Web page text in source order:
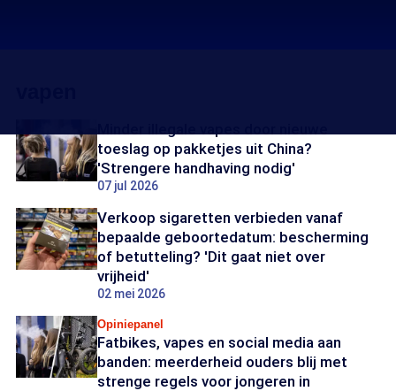
toeslag op pakketjes uit China?
'Strengere handhaving nodig'
07 jul 2026
Verkoop sigaretten verbieden vanaf
bepaalde geboortedatum: bescherming
of betutteling? 'Dit gaat niet over
vrijheid'
02 mei 2026
Opiniepanel
Fatbikes, vapes en social media aan
banden: meerderheid ouders blij met
strenge regels voor jongeren in